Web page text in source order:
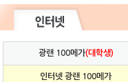
광랜 100메가(대학생)
인터넷 광랜 100메가